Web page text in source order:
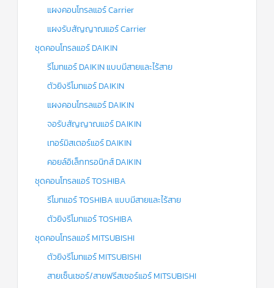
แผงคอนโทรลแอร์ Carrier
แผงรับสัญญาณแอร์ Carrier
ชุดคอนโทรลแอร์ DAIKIN
รีโมทแอร์ DAIKIN แบบมีสายและไร้สาย
ตัวยิงรีโมทแอร์ DAIKIN
แผงคอนโทรลแอร์ DAIKIN
จอรับสัญญาณแอร์ DAIKIN
เทอร์มิสเตอร์แอร์ DAIKIN
คอยล์อิเล็กทรอนิกส์ DAIKIN
ชุดคอนโทรลแอร์ TOSHIBA
รีโมทแอร์ TOSHIBA แบบมีสายและไร้สาย
ตัวยิงรีโมทแอร์ TOSHIBA
ชุดคอนโทรลแอร์ MITSUBISHI
ตัวยิงรีโมทแอร์ MITSUBISHI
สายเซ็นเซอร์/สายฟรีสเซอร์แอร์ MITSUBISHI